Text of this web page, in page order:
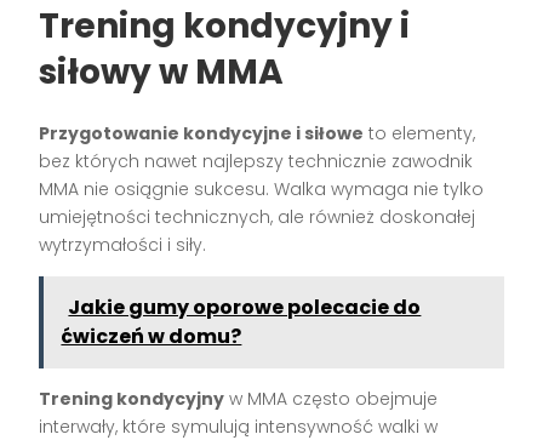
Trening kondycyjny i
siłowy w MMA
Przygotowanie kondycyjne i siłowe to elementy,
bez których nawet najlepszy technicznie zawodnik
MMA nie osiągnie sukcesu. Walka wymaga nie tylko
umiejętności technicznych, ale również doskonałej
wytrzymałości i siły.
Jakie gumy oporowe polecacie do
ćwiczeń w domu?
Trening kondycyjny w MMA często obejmuje
interwały, które symulują intensywność walki w